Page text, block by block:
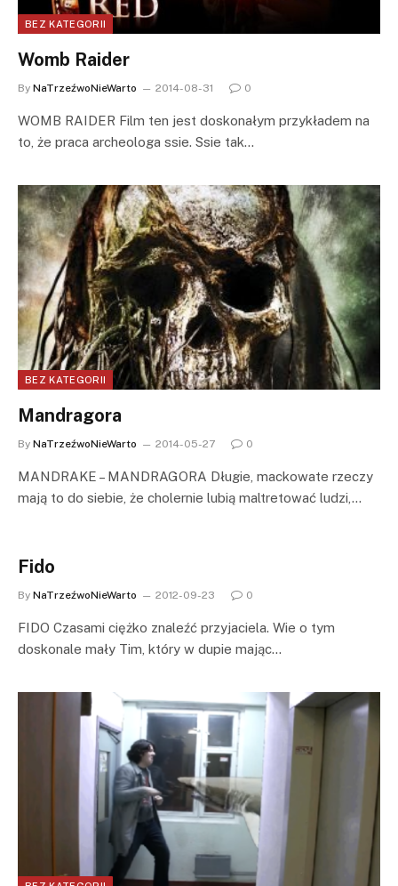
BEZ KATEGORII
Womb Raider
By NaTrzeźwoNieWarto 2014-08-31 0
WOMB RAIDER Film ten jest doskonałym przykładem na
to, że praca archeologa ssie. Ssie tak…
BEZ KATEGORII
Mandragora
By NaTrzeźwoNieWarto 2014-05-27 0
MANDRAKE – MANDRAGORA Długie, mackowate rzeczy
mają to do siebie, że cholernie lubią maltretować ludzi,…
Fido
By NaTrzeźwoNieWarto 2012-09-23 0
FIDO Czasami ciężko znaleźć przyjaciela. Wie o tym
doskonale mały Tim, który w dupie mając…